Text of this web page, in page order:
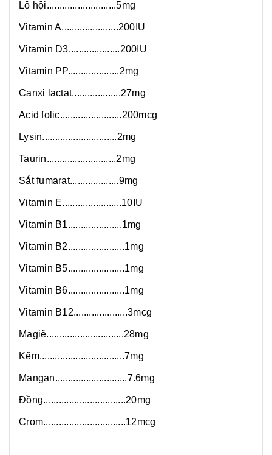
Lô hội...........................5mg
Vitamin A......................200IU
Vitamin D3....................200IU
Vitamin PP....................2mg
Canxi lactat...................27mg
Acid folic........................200mcg
Lysin.............................2mg
Taurin...........................2mg
Sắt fumarat...................9mg
Vitamin E.......................10IU
Vitamin B1.....................1mg
Vitamin B2......................1mg
Vitamin B5......................1mg
Vitamin B6......................1mg
Vitamin B12.....................3mcg
Magiê..............................28mg
Kẽm.................................7mg
Mangan............................7.6mg
Đồng................................20mg
Crom................................12mcg